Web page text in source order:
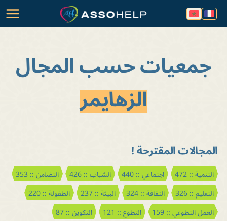
جمعيات حسب المجال
الزهايمر
المجالات المقترحة !
التنمية :: 472 اجتماعي :: 440 الشباب :: 426
التضامن :: 353
التعليم :: 326
الثقافة :: 324 البيئة :: 237
الطفولة :: 220
العمل التطوعي :: 159
التطوع :: 121
التكوين :: 87